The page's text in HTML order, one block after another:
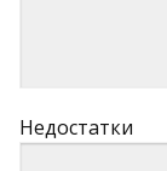
Недостатки